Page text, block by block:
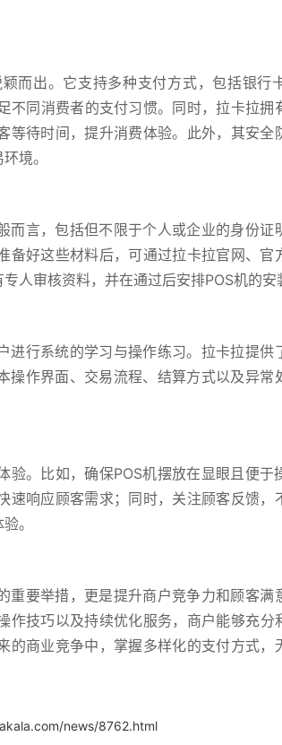
而出。它支持多种支付方式，包括银行
不同消费者的支付习惯。同时，拉卡拉拥
等待时间，提升消费体验。此外，其安全
境。
而言，包括但不限于个人或企业的身份证
备好这些材料后，可通过拉卡拉官网、官
人审核资料，并在通过后安排POS机的安
进行系统的学习与操作练习。拉卡拉提供
作界面、交易流程、结算方式以及异常
验。比如，确保POS机摆放在显眼且便于
速响应顾客需求；同时，关注顾客反馈，
。
要举措，更是提升商户竞争力和顾客满
技巧以及持续优化服务，商户能够充分
商业竞争中，掌握多样化的支付方式，
news/8762.html